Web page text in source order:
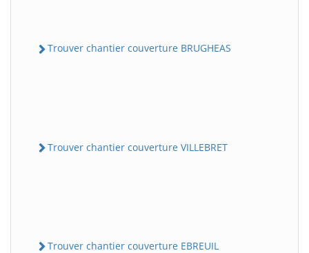
Trouver chantier couverture BRUGHEAS
Trouver chantier couverture VILLEBRET
Trouver chantier couverture EBREUIL